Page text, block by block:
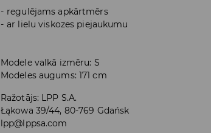
regulējams apkārtmērs
ar lielu viskozes piejaukumu
Modele valkā izmēru: S
Modeles augums: 171 cm
Ražotājs: LPP S.A.
Łąkowa 39/44, 80-769 Gdańsk
lpp@lppsa.com